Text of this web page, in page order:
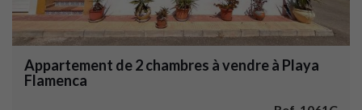
Appartement de 2 chambres à vendre à Playa
Flamenca